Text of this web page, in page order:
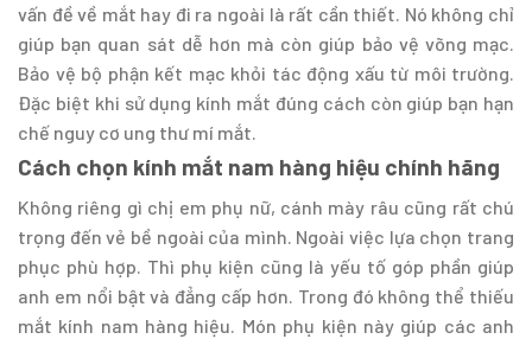
vấn đề về mắt hay đi ra ngoài là rất cần thiết. Nó không chỉ
giúp bạn quan sát dễ hơn mà còn giúp bảo vệ võng mạc.
Bảo vệ bộ phận kết mạc khỏi tác động xấu từ môi trường.
Đặc biệt khi sử dụng kính mắt đúng cách còn giúp bạn hạn
chế nguy cơ ung thư mí mắt.
Cách chọn kính mắt nam hàng hiệu chính hãng
Không riêng gì chị em phụ nữ, cánh mày râu cũng rất chú
trọng đến vẻ bề ngoài của mình. Ngoài việc lựa chọn trang
phục phù hợp. Thì phụ kiện cũng là yếu tố góp phần giúp
anh em nổi bật và đẳng cấp hơn. Trong đó không thể thiếu
mắt kính nam hàng hiệu. Món phụ kiện này giúp các anh